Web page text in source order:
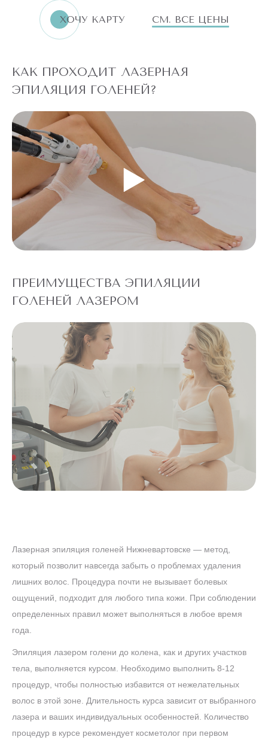
ХОЧУ КАРТУ СМ. ВСЕ ЦЕНЫ
КАК ПРОХОДИТ ЛАЗЕРНАЯ
ЭПИЛЯЦИЯ ГОЛЕНЕЙ?
ПРЕИМУЩЕСТВА ЭПИЛЯЦИИ
ГОЛЕНЕЙ ЛАЗЕРОМ
Лазерная эпиляция голеней Нижневартовске — метод,
который позволит навсегда забыть о проблемах удаления
лишних волос. Процедура почти не вызывает болевых
ощущений, подходит для любого типа кожи. При соблюдении
определенных правил может выполняться в любое время
года.
Эпиляция лазером голени до колена, как и других участков
тела, выполняется курсом. Необходимо выполнить 8-12
процедур, чтобы полностью избавится от нежелательных
волос в этой зоне. Длительность курса зависит от выбранного
лазера и ваших индивидуальных особенностей. Количество
процедур в курсе рекомендует косметолог при первом